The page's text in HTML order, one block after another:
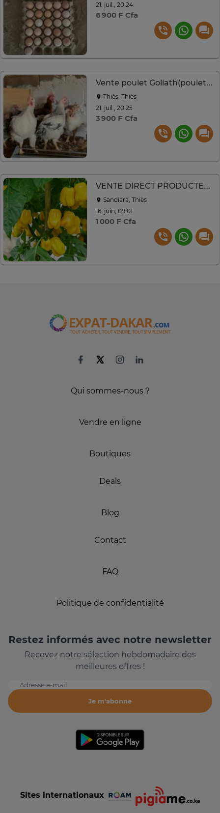
21. juil., 20:24
6 900 F Cfa
Vente poulet Goliath(poulet local).
Thiès, Thiès
21. juil., 20:25
3 900 F Cfa
VENTE DIRECT PRODUCTEUR PIMENT POIVRON MANGUE BISSAP TOMATE
Sandiara, Thiès
16. juin, 09:01
1 000 F Cfa
Qui sommes-nous ?
Vendre en ligne
Boutiques
Deals
Blog
Contact
FAQ
Politique de confidentialité
Restez informés avec notre newsletter
Recevez notre sélection hebdomadaire des
meilleures offres !
Adresse e-mail
Je m'abonne
Sites internationaux